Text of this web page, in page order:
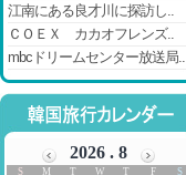
江南にある良才川に探訪し..
ＣＯＥＸ カカオフレンズ..
mbcドリームセンター放送局..